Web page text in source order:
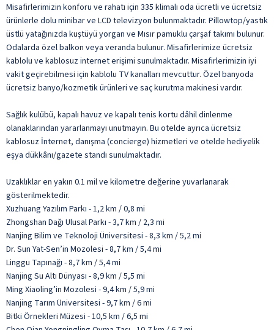
Misafirlerimizin konforu ve rahatı için 335 klimalı oda ücretli ve ücretsiz
ürünlerle dolu minibar ve LCD televizyon bulunmaktadır. Pillowtop/yastık
üstlü yatağınızda kuştüyü yorgan ve Mısır pamuklu çarşaf takımı bulunur.
Odalarda özel balkon veya veranda bulunur. Misafirlerimize ücretsiz
kablolu ve kablosuz internet erişimi sunulmaktadır. Misafirlerimizin iyi
vakit geçirebilmesi için kablolu TV kanalları mevcuttur. Özel banyoda
ücretsiz banyo/kozmetik ürünleri ve saç kurutma makinesi vardır.
Sağlık kulübü, kapalı havuz ve kapalı tenis kortu dâhil dinlenme
olanaklarından yararlanmayı unutmayın. Bu otelde ayrıca ücretsiz
kablosuz İnternet, danışma (concierge) hizmetleri ve otelde hediyelik
eşya dükkânı/gazete standı sunulmaktadır.
Uzaklıklar en yakın 0.1 mil ve kilometre değerine yuvarlanarak
gösterilmektedir.
Xuzhuang Yazılım Parkı - 1,2 km / 0,8 mi
Zhongshan Dağı Ulusal Parkı - 3,7 km / 2,3 mi
Nanjing Bilim ve Teknoloji Üniversitesi - 8,3 km / 5,2 mi
Dr. Sun Yat-Sen’in Mozolesi - 8,7 km / 5,4 mi
Linggu Tapınağı - 8,7 km / 5,4 mi
Nanjing Su Altı Dünyası - 8,9 km / 5,5 mi
Ming Xiaoling’in Mozolesi - 9,4 km / 5,9 mi
Nanjing Tarım Üniversitesi - 9,7 km / 6 mi
Bitki Örnekleri Müzesi - 10,5 km / 6,5 mi